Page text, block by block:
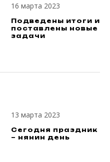
16 марта 2023
Подведены итоги и
поставлены новые
задачи
13 марта 2023
Сегодня праздник
– нянин день